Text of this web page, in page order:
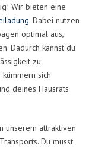
Wir bieten eine
. Dabei nutzen
optimal aus,
Dadurch kannst du
zu
sich
deines Hausrats
unserem attraktiven
Du musst